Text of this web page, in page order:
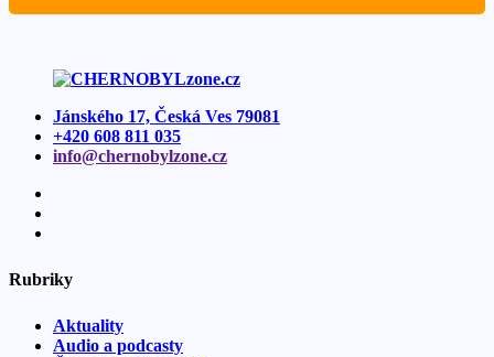
Jánského 17, Česká Ves 79081
+420 608 811 035
info@chernobylzone.cz
Rubriky
Aktuality
Audio a podcasty